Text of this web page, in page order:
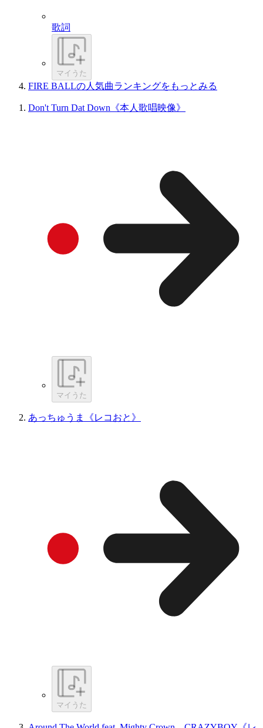
歌詞
マイうた
FIRE BALLの人気曲ランキングをもっとみる
Don't Turn Dat Down《本人歌唱映像》
マイうた
あっちゅうま《レコおと》
マイうた